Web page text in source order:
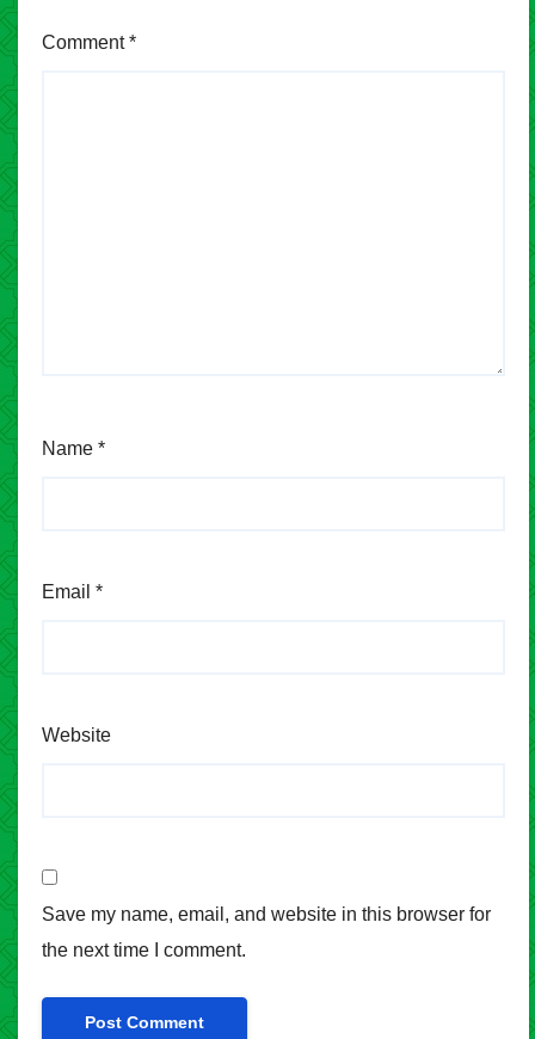
Comment*
Name *
Email *
Website
Save my name, email, and website in this browser for
the next time I comment.